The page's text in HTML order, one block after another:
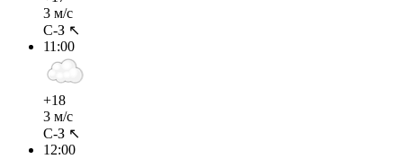
3 м/с
С-З ↖
11:00
+18
3 м/с
С-З ↖
12:00